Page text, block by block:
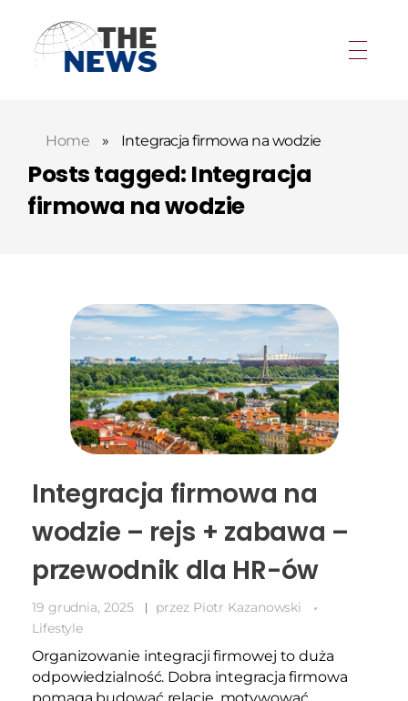
Home » Integracja firmowa na wodzie
Posts tagged: Integracja
firmowa na wodzie
Integracja firmowa na
wodzie – rejs + zabawa –
przewodnik dla HR-ów
19 grudnia, 2025 przez Piotr Kazanowski
Lifestyle
Organizowanie integracji firmowej to duża
odpowiedzialność. Dobra integracja firmowa